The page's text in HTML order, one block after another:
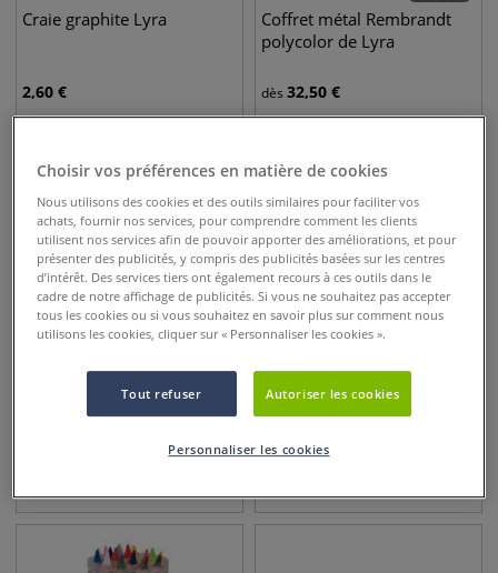
Craie graphite Lyra
2,60 €
Coffret métal Rembrandt
polycolor de Lyra
dès 32,50 €
Choisir vos préférences en matière de cookies
Nous utilisons des cookies et des outils similaires pour faciliter vos
achats, fournir nos services, pour comprendre comment les clients
utilisent nos services afin de pouvoir apporter des améliorations, et pour
présenter des publicités, y compris des publicités basées sur les centres
d’intérêt. Des services tiers ont également recours à ces outils dans le
cadre de notre affichage de publicités. Si vous ne souhaitez pas accepter
tous les cookies ou si vous souhaitez en savoir plus sur comment nous
utilisons les cookies, cliquer sur « Personnaliser les cookies ».
Tout refuser Autoriser les cookies
Personnaliser les cookies